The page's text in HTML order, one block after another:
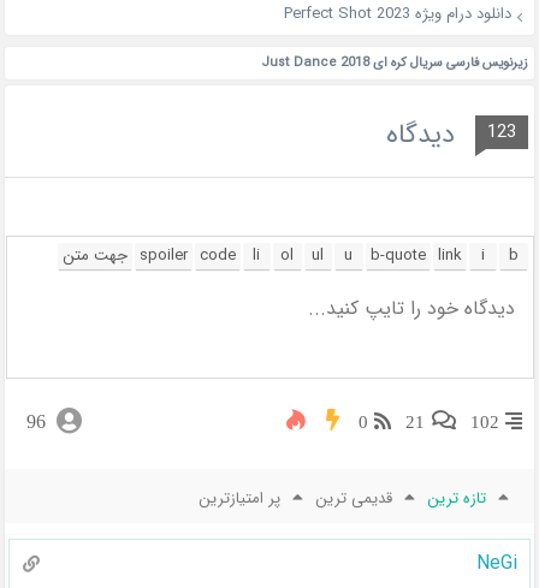
دانلود درام ویژه Perfect Shot 2023
زیرنویس فارسی سریال کره ای Just Dance 2018
123 دیدگاه
102
21
0
96
تازه ترین قدیمی ترین پر امتیازترین
NeGi